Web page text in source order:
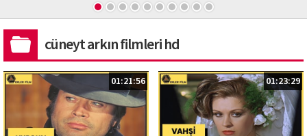
cüneyt arkın filmleri hd
01:21:56 01:23:29